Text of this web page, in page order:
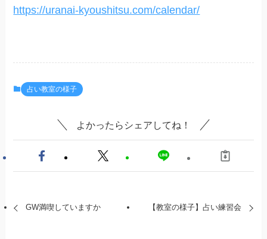
https://uranai-kyoushitsu.com/calendar/
占い教室の様子
よかったらシェアしてね！
GW満喫していますか 【教室の様子】占い練習会